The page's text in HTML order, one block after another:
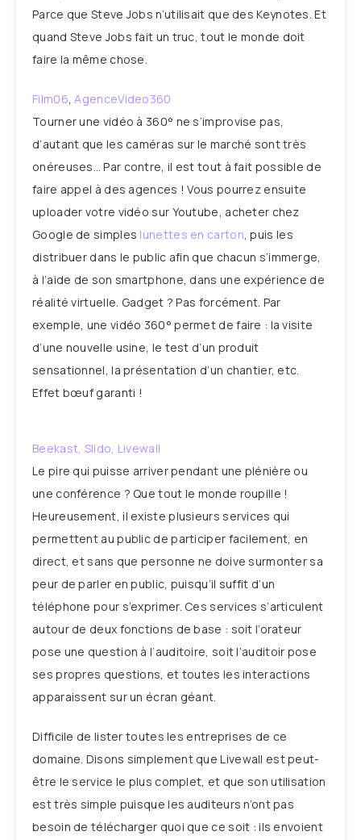
Parce que Steve Jobs n’utilisait que des Keynotes. Et
quand Steve Jobs fait un truc, tout le monde doit
faire la même chose.
Film06 AgenceVideo360
Tourner une vidéo à 360° ne s’improvise pas,
d’autant que les caméras sur le marché sont très
onéreuses… Par contre, il est tout à fait possible de
faire appel à des agences ! Vous pourrez ensuite
uploader votre vidéo sur Youtube, acheter chez
Google de simples lunettes en carton , puis les
distribuer dans le public afin que chacun s’immerge,
à l’aide de son smartphone, dans une expérience de
réalité virtuelle. Gadget ? Pas forcément. Par
exemple, une vidéo 360° permet de faire : la visite
d’une nouvelle usine, le test d’un produit
sensationnel, la présentation d’un chantier, etc.
Effet bœuf garanti !
Beekast, Slido, Livewall
Le pire qui puisse arriver pendant une plénière ou
une conférence ? Que tout le monde roupille !
Heureusement, il existe plusieurs services qui
permettent au public de participer facilement, en
direct, et sans que personne ne doive surmonter sa
peur de parler en public, puisqu’il suffit d’un
téléphone pour s’exprimer. Ces services s’articulent
autour de deux fonctions de base : soit l’orateur
pose une question à l’auditoire, soit l’auditoir pose
ses propres questions, et toutes les interactions
apparaissent sur un écran géant.
Difficile de lister toutes les entreprises de ce
domaine. Disons simplement que Livewall est peut-
être le service le plus complet, et que son utilisation
est très simple puisque les auditeurs n’ont pas
besoin de télécharger quoi que ce soit : ils envoient